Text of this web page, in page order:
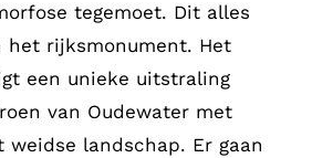
tegemoet. Dit alles
het rijksmonument. Het
een unieke uitstraling
van Oudewater met
landschap. Er gaan